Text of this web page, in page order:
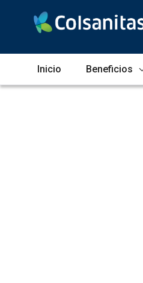
Skip to Main Content
Inicio Beneficios
Clínica Colsanitas